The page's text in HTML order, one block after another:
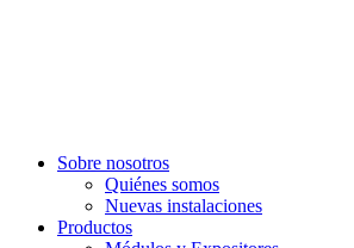
Sobre nosotros
Quiénes somos
Nuevas instalaciones
Productos